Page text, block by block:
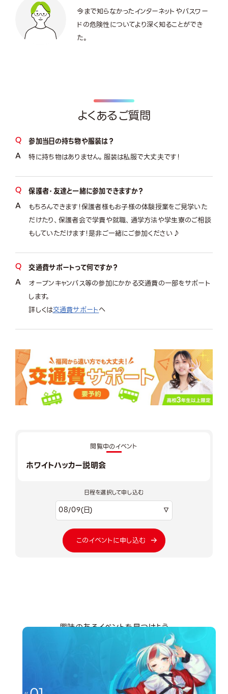
閲覧中のイベント
ホワイトハッカー説明会
日程を選択して申し込む
このイベントに申し込む
今まで知らなかったインターネットやパスワー
ドの危険性についてより深く知ることができ
た。
よくあるご質問
参加当日の持ち物や服装は？
特に持ち物はありません。服装は私服で大丈夫です！
保護者・友達と一緒に参加できますか？
もちろんできます！保護者様もお子様の体験授業をご見学いた
だけたり、保護者会で学費や就職、通学方法や学生寮のご相談
もしていただけます！是非ご一緒にご参加ください♪
交通費サポートって何ですか？
オープンキャンパス等の参加にかかる交通費の一部をサポート
します。
詳しくは交通費サポートへ
興味のあるイベントを見つけよう
分野から探す